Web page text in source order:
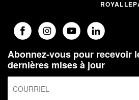
Abonnez-vous pour recevoir
dernières mises à jour